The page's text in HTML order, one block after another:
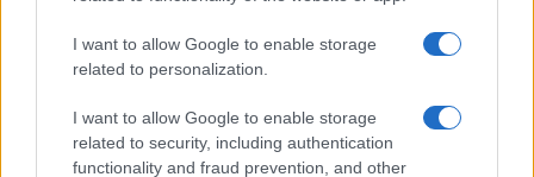
I want to allow Google to enable storage
related to personalization.
I want to allow Google to enable storage
related to security, including authentication
functionality and fraud prevention, and other
Acquisizione Fincantieri-WSense: i fondatori restano
e rimettono capitale